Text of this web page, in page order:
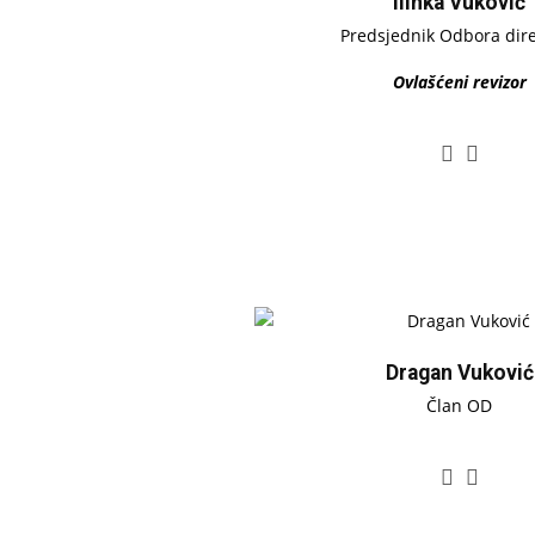
Predsjednik Odbora
Ovlašćeni revizor
Dragan Vuković
Član OD